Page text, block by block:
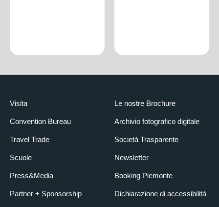
Visita
Convention Bureau
Travel Trade
Scuole
Press&Media
Partner + Sponsorship
Le nostre Brochure
Archivio fotografico digitale
Società Trasparente
Newsletter
Booking Piemonte
Dichiarazione di accessibilità